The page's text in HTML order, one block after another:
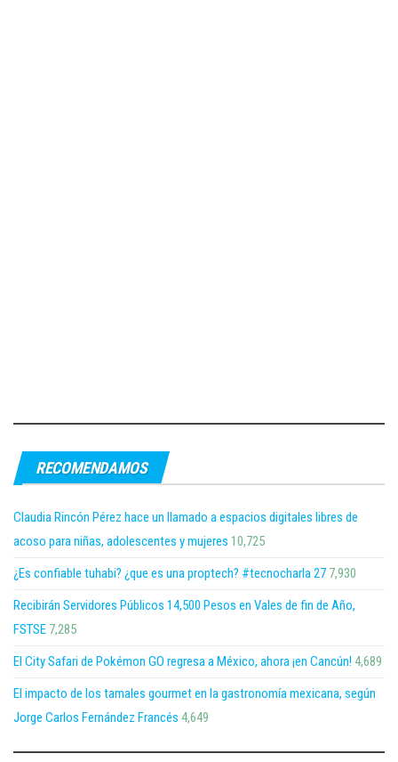
RECOMENDAMOS
Claudia Rincón Pérez hace un llamado a espacios digitales libres de
acoso para niñas, adolescentes y mujeres 10,725
¿Es confiable tuhabi? ¿que es una proptech? #tecnocharla 27 7,930
Recibirán Servidores Públicos 14,500 Pesos en Vales de fin de Año,
FSTSE 7,285
El City Safari de Pokémon GO regresa a México, ahora ¡en Cancún! 4,689
El impacto de los tamales gourmet en la gastronomía mexicana, según
Jorge Carlos Fernández Francés 4,649